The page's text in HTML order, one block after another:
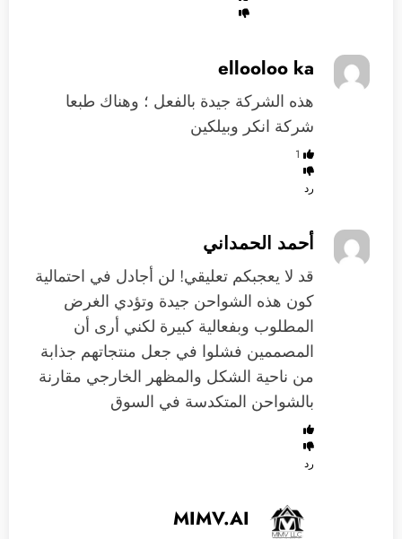
ellooloo ka
هذه الشركة جيدة بالفعل ؛ وهناك طبعا
شركة انكر وبيلكين
1
رد
أحمد الحمداني
قد لا يعجبكم تعليقي! لن أجادل في احتمالية
كون هذه الشواحن جيدة وتؤدي الغرض
المطلوب وبفعالية كبيرة لكني أرى أن
المصممين فشلوا في جعل منتجاتهم جذابة
من ناحية الشكل والمظهر الخارجي مقارنة
بالشواحن المتكدسة في السوق
رد
MIMV.AI